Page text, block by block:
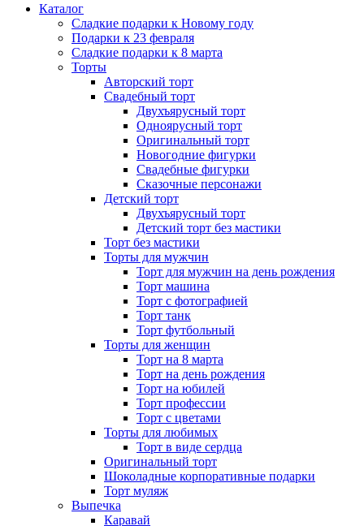
Каталог
Сладкие подарки к Новому году
Подарки к 23 февраля
Сладкие подарки к 8 марта
Торты
Авторский торт
Свадебный торт
Двухъярусный торт
Одноярусный торт
Оригинальный торт
Новогодние фигурки
Свадебные фигурки
Сказочные персонажи
Детский торт
Двухъярусный торт
Детский торт без мастики
Торт без мастики
Торты для мужчин
Торт для мужчин на день рождения
Торт машина
Торт с фотографией
Торт танк
Торт футбольный
Торты для женщин
Торт на 8 марта
Торт на день рождения
Торт на юбилей
Торт профессии
Торт с цветами
Торты для любимых
Торт в виде сердца
Оригинальный торт
Шоколадные корпоративные подарки
Торт муляж
Выпечка
Каравай